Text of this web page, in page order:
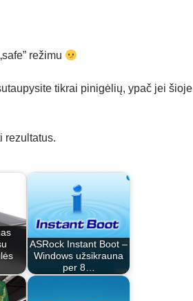
režimu
tikrai pinigėlių, ypač jei šioje
rezultatus.
ASRock Instant Boot –
Windows užsikrauna
per 8…